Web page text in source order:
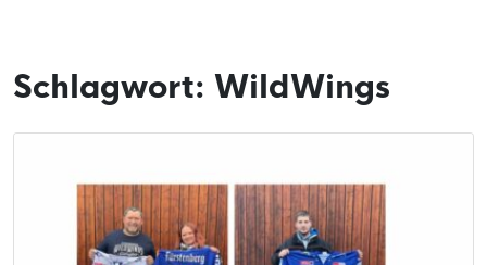
Schlagwort: WildWings